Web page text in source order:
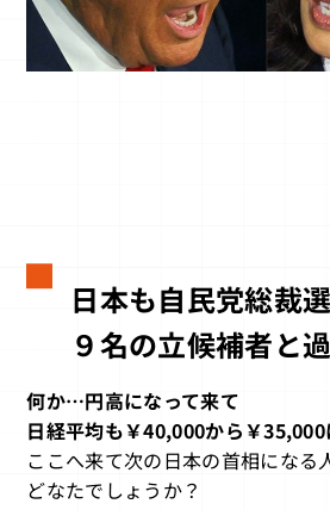
日本も自民党総裁
９名の立候補者と
何か…円高になって来て
日経平均も￥40,000から￥
ここへ来て次の日本の首相になる
どなたでしょうか？